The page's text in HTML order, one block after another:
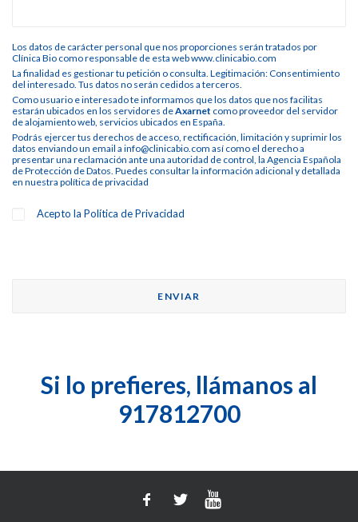
Los datos de carácter personal que nos proporciones serán tratados por
Clínica Bio como responsable de esta web www.clinicabio.com
La finalidad es gestionar tu petición o consulta. Legitimación: Consentimiento
del interesado. Tus datos no serán cedidos a terceros.
Como usuario e interesado te informamos que los datos que nos facilitas
estarán ubicados en los servidores deAxarnet como proveedor del servidor
de alojamiento web, servicios ubicados en España.
Podrás ejercer tus derechos de acceso, rectificación, limitación y suprimir los
datos enviando un email a info@clinicabio.com así como el derecho a
presentar una reclamación ante una autoridad de control, la Agencia Española
de Protección de Datos. Puedes consultar la información adicional y detallada
en nuestra política de privacidad
Acepto laPolítica de Privacidad
Si lo prefieres, llámanos al
917812700